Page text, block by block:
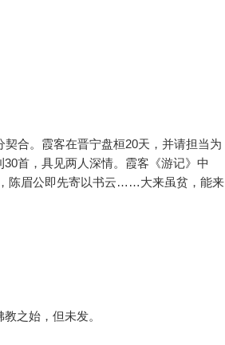
合。霞客在晋宁盘桓20天，并请担当为
首，具见两人深情。霞客《游记》中
陈眉公即先寄以书云……大来虽贫，能来
之始，但未发。